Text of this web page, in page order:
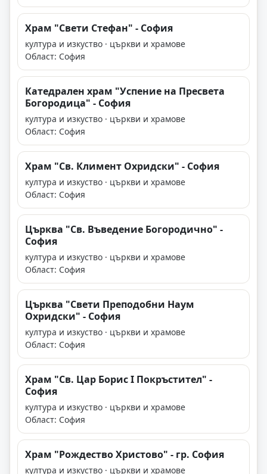
Храм "Свети Стефан" - София
култура и изкуство · църкви и храмове
Област: София
Катедрален храм "Успение на Пресвета
Богородица" - София
култура и изкуство · църкви и храмове
Област: София
Храм "Св. Климент Охридски" - София
култура и изкуство · църкви и храмове
Област: София
Църква "Св. Въведение Богородично" -
София
култура и изкуство · църкви и храмове
Област: София
Църква "Свети Преподобни Наум
Охридски" - София
култура и изкуство · църкви и храмове
Област: София
Храм "Св. Цар Борис І Покръстител" -
София
култура и изкуство · църкви и храмове
Област: София
Храм "Рождество Христово" - гр. София
култура и изкуство · църкви и храмове